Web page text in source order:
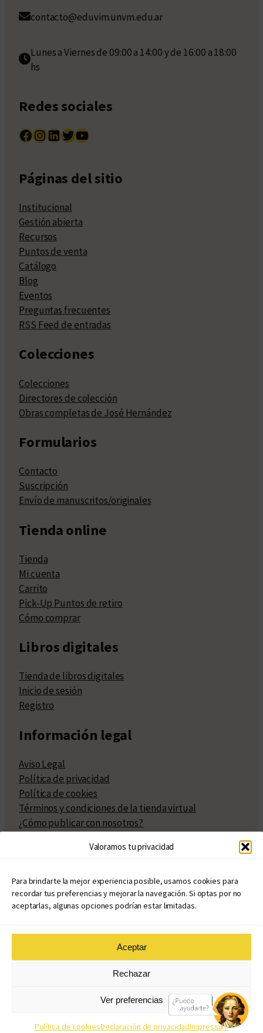
Valoramos tu privacidad
Para brindarte la mejor experiencia posible, usamos cookies para
recordar tus preferencias y mejorar la navegación. Si optas por no
aceptarlas, algunas opciones podrían estar limitadas.
Aceptar
Rechazar
Ver preferencias
Política de cookiesDeclaración de privacidadImpressum
contacto@eduvim.unvm.edu.ar
Lunes a Viernes de 09:00 a 14:00 y de 16:00 a 18:00
hs
Redes sociales
Facebook InstagramLinkedIn Twitter YouTube
Páginas del sitio
Institucional
Gestión abierta
Recursos
Puntos de venta
Catálogo
Blog
Eventos
Preguntas frecuentes
RSS Feed de entradas
Colecciones
Colecciones
Directores de colección
Obras completas de José Hernández
Formularios
Contacto
Suscripción
Envío de manuscritos/originales
Tienda online
Tienda
Mi cuenta
Carrito
Pick-Up Puntos de retiro
Cómo comprar
Libros digitales
Tienda de libros digitales
Inicio de sesión
Registro
Información legal
Aviso Legal
Política de privacidad
Política de cookies
Términos y condiciones de la tienda virtual
¿Cómo publicar con nosotros?
Políticas de publicación
Políticas de coedición
Atribuciones